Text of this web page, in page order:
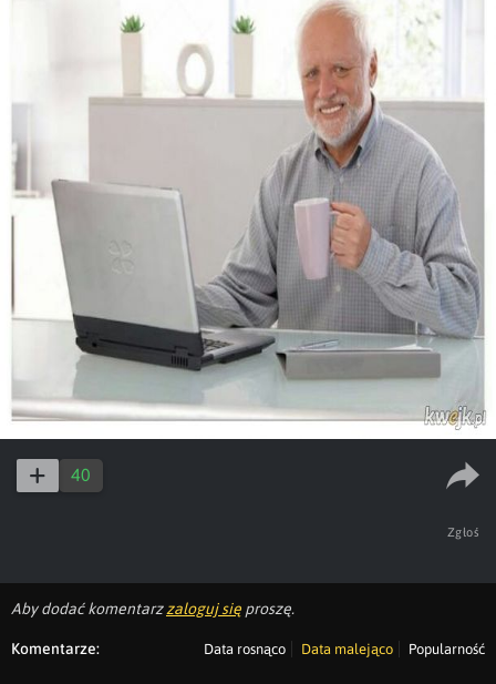
40
Zgłoś
Aby dodać komentarzzaloguj się proszę.
Komentarze: Data rosnąco Data malejąco Popularność